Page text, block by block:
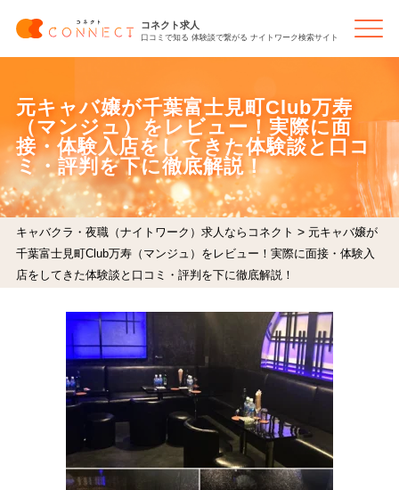
コネクト求人
口コミで知る 体験談で繋がる ナイトワーク検索サイト
元キャバ嬢が千葉富士見町Club万寿
（マンジュ）をレビュー！実際に面
接・体験入店をしてきた体験談と口コ
ミ・評判を下に徹底解説！
キャバクラ・夜職（ナイトワーク）求人ならコネクト > 元キャバ嬢が
千葉富士見町Club万寿（マンジュ）をレビュー！実際に面接・体験入
店をしてきた体験談と口コミ・評判を下に徹底解説！